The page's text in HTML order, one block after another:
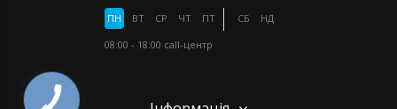
ПН ВТ СР ЧТ ПТ СБ
НД
08:00 - 18:00 call-центр